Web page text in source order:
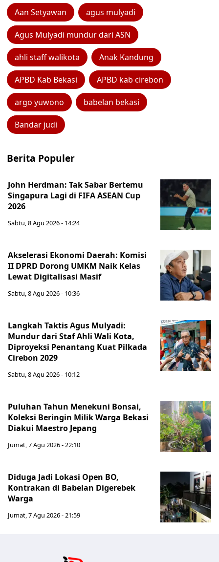
Aan Setyawan agus mulyadi
Agus Mulyadi mundur dari ASN
ahli staff walikota Anak Kandung
APBD Kab Bekasi APBD kab cirebon
argo yuwono babelan bekasi
Bandar judi
Berita Populer
John Herdman: Tak Sabar Bertemu
Singapura Lagi di FIFA ASEAN Cup
2026
Sabtu, 8 Agu 2026 - 14:24
Akselerasi Ekonomi Daerah: Komisi
II DPRD Dorong UMKM Naik Kelas
Lewat Digitalisasi Masif
Sabtu, 8 Agu 2026 - 10:36
Langkah Taktis Agus Mulyadi:
Mundur dari Staf Ahli Wali Kota,
Diproyeksi Penantang Kuat Pilkada
Cirebon 2029
Sabtu, 8 Agu 2026 - 10:12
Puluhan Tahun Menekuni Bonsai,
Koleksi Beringin Milik Warga Bekasi
Diakui Maestro Jepang
Jumat, 7 Agu 2026 - 22:10
Diduga Jadi Lokasi Open BO,
Kontrakan di Babelan Digerebek
Warga
Jumat, 7 Agu 2026 - 21:59